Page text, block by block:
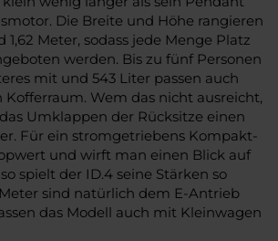
Die Breite und Höhe rangieren
1,62 Meter, sodass jede Menge Platz
werden. Bis zu fünf Personen
mit und 543 Liter passen auch
Kofferraum. Wem das nicht ausreicht,
Umklappen der Rücksitze einen
Für ein stromgetriebens Kompakt-
und wirft man einen Blick auf
spielt der ID.4 seine Stärken so
sind natürlich dem E-Antrieb
das Modell auch mit Kleinwagen